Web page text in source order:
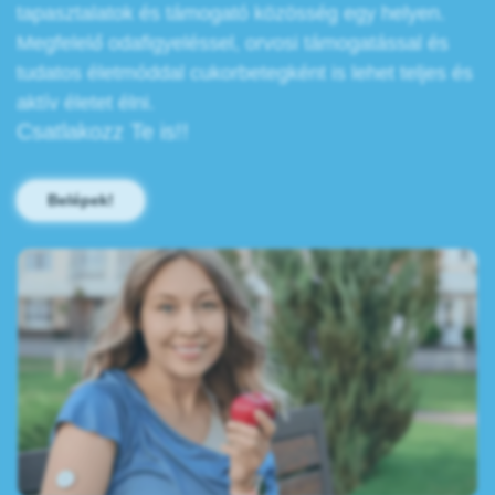
tapasztalatok és támogató közösség egy helyen.
Megfelelő odafigyeléssel, orvosi támogatással és
tudatos életmóddal cukorbetegként is lehet teljes és
aktív életet élni.
Csatlakozz Te is!!
Belépek!